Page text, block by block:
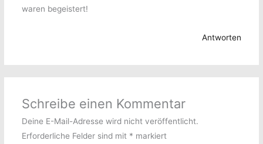
waren begeistert!
Antworten
Schreibe einen Kommentar
Deine E-Mail-Adresse wird nicht veröffentlicht.
Erforderliche Felder sind mit * markiert